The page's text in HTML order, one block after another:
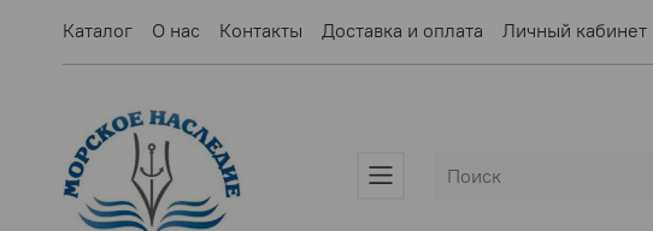
Каталог О нас Контакты Доставка и оплата Личный кабинет